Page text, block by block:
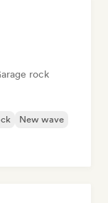
rock
New wave